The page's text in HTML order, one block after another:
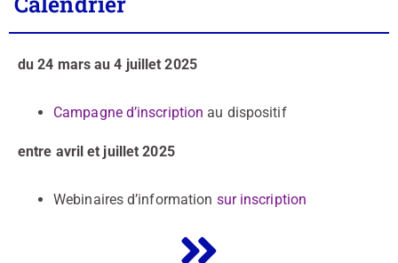
du 24 mars au 4 juillet 2025
Campagne d’inscription au dispositif
entre avril et juillet 2025
Webinaires d’information sur inscription